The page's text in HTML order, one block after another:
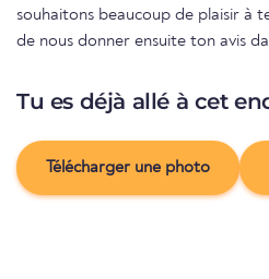
souhaitons beaucoup de plaisir à
de nous donner ensuite ton avis
Tu es déjà allé à cet
Télécharger une photo